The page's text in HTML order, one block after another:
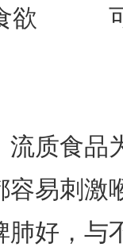
食欲 可
质食品
易刺激
，与